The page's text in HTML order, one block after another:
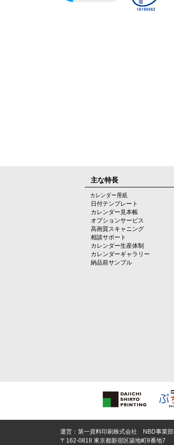
主な特長
カレンダー用紙
日付テンプレート
カレンダー見本帳
オプションサービス
高画質スキャニング
相談サポート
カレンダー生産体制
カレンダーギャラリー
納品前サンプル
運営：第一資料印刷株式会社 NBD事業部
〒162-0818 東京都新宿区築地町8番地7